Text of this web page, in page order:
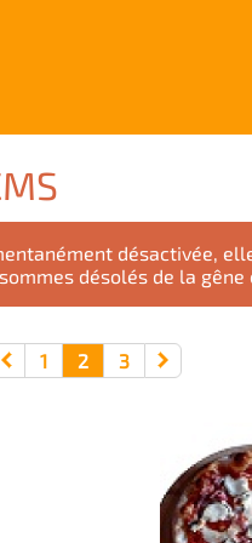
désactivée,
désolés de la gêne
1 2 3